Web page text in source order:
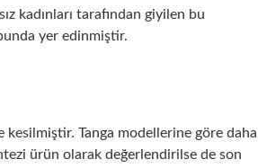
kadınları tarafından giyilen bu
yer edinmiştir.
Tanga modellerine göre daha
ürün olarak değerlendirilse de son